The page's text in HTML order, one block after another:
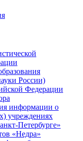
России)
Федерации
информации о
учреждениях
Петербурге»
«Недра»